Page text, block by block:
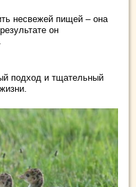
несвежей пищей – она
он
подход и тщательный